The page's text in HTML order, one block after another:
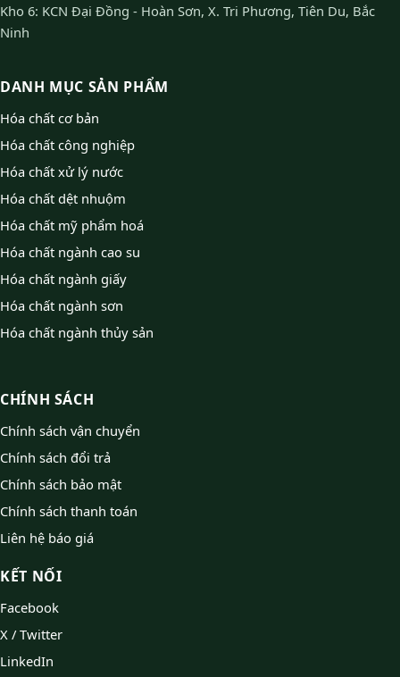
Kho 6: KCN Đại Đồng - Hoàn Sơn, X. Tri Phương, Tiên Du, Bắc
Ninh
DANH MỤC SẢN PHẨM
Hóa chất cơ bản
Hóa chất công nghiệp
Hóa chất xử lý nước
Hóa chất dệt nhuộm
Hóa chất mỹ phẩm hoá
Hóa chất ngành cao su
Hóa chất ngành giấy
Hóa chất ngành sơn
Hóa chất ngành thủy sản
CHÍNH SÁCH
Chính sách vận chuyển
Chính sách đổi trả
Chính sách bảo mật
Chính sách thanh toán
Liên hệ báo giá
KẾT NỐI
Facebook
X / Twitter
LinkedIn